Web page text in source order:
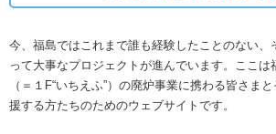
今、福島ではこれまで誰も経験したことのない、
って大事なプロジェクトが進んでいます。 ここは
（＝１F“いちえふ”）の廃炉事業に携わる皆さま
援する方たちのためのウェブサイトです。